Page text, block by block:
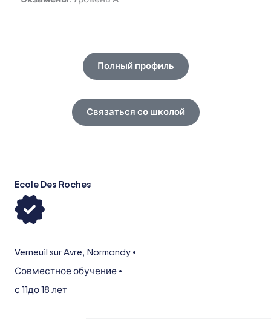
Полный профиль
Связаться со школой
Ecole Des Roches
Verneuil sur Avre, Normandy •
Совместное обучение •
с 11до 18 лет